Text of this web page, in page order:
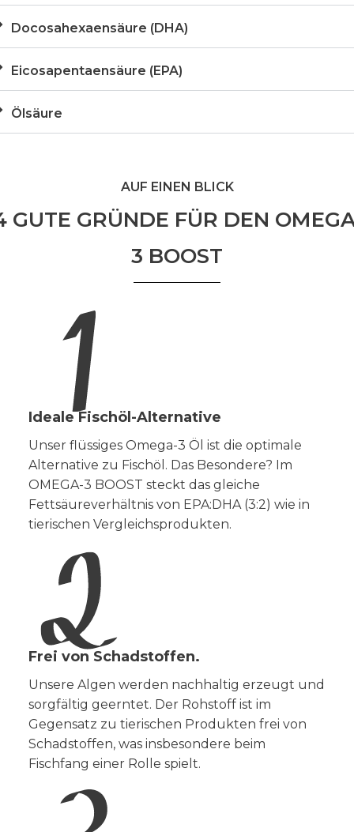
Docosahexaensäure (DHA)
Eicosapentaensäure (EPA)
Ölsäure
AUF EINEN BLICK
GUTE GRÜNDE FÜR DEN
3 BOOST
Ideale Fischöl-Alternative
Unser flüssiges Omega-3 Öl ist die optimale
Alternative zu Fischöl. Das Besondere? Im
OMEGA-3 BOOST steckt das gleiche
Fettsäureverhältnis von EPA:DHA (3:2) wie in
tierischen Vergleichsprodukten.
Frei von Schadstoffen.
Unsere Algen werden nachhaltig erzeugt und
sorgfältig geerntet. Der Rohstoff ist im
Gegensatz zu tierischen Produkten frei von
Schadstoffen, was insbesondere beim
Fischfang einer Rolle spielt.